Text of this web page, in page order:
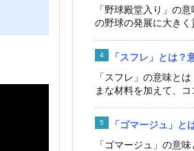
「野球殿堂入り」の
の野球の発展に大きく
「スフレ」とは？
「スフレ」の意味と
まな材料を加えて、コ
「ゴマージュ」と
「ゴマージュ」の意